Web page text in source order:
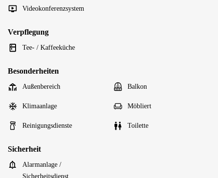
Videokonferenzsystem
Verpflegung
Tee- / Kaffeeküche
Besonderheiten
Außenbereich Balkon
Klimaanlage Möbliert
Reinigungsdienste Toilette
Sicherheit
Alarmanlage /
Sicherheitsdienst